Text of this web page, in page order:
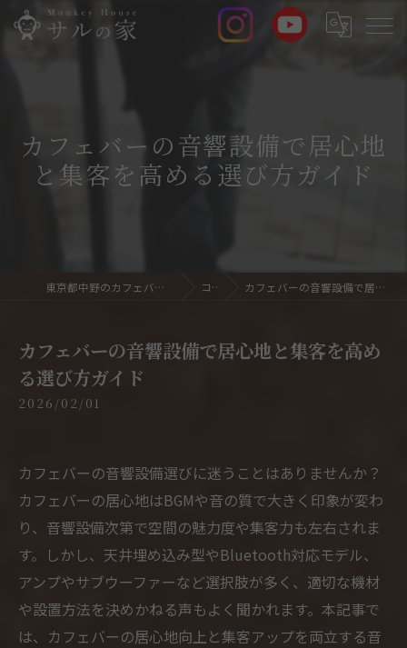
カフェバーの音響設備で居心地
と集客を高める選び方ガイド
東京都中野のカフェバーならサルの家 Monkey House コラム カフェバーの音響設備で居心地と集客を高める選び方ガイド
カフェバーの音響設備で居心地と集客を高め
る選び方ガイド
2026/02/01
カフェバーの音響設備選びに迷うことはありませんか？
カフェバーの居心地はBGMや音の質で大きく印象が変わ
り、音響設備次第で空間の魅力度や集客力も左右されま
す。しかし、天井埋め込み型やBluetooth対応モデル、
アンプやサブウーファーなど選択肢が多く、適切な機材
や設置方法を決めかねる声もよく聞かれます。本記事で
は、カフェバーの居心地向上と集客アップを両立する音